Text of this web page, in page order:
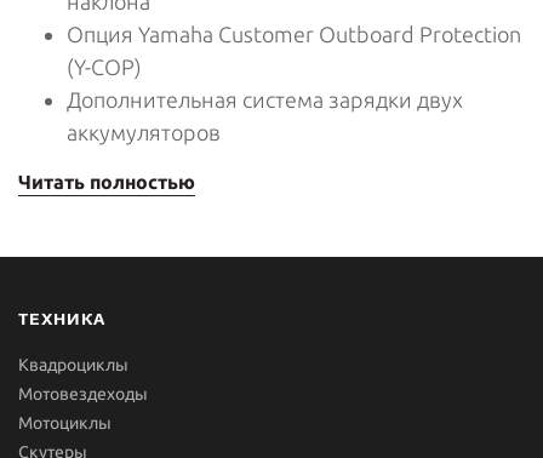
Опция Yamaha Customer Outboard Protection
(Y-COP)
Дополнительная система зарядки двух
аккумуляторов
Читать полностью
ТЕХНИКА
Квадроциклы
Мотовездеходы
Мотоциклы
Скутеры